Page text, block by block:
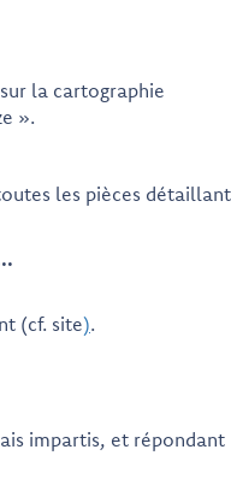
la cartographie
».
les pièces détaillant
(cf. site).
impartis, et répondant